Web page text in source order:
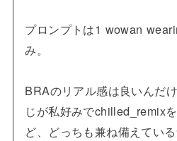
プロンプトは1 wowan
み。
BRAのリアル感は良いんだ
じが私好みでchilled_remix
ど、どっちも兼ね備えている